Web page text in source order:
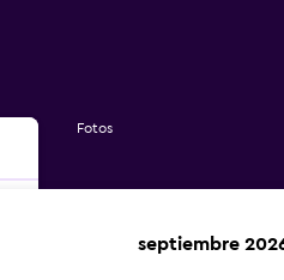
Fotos
septiembre